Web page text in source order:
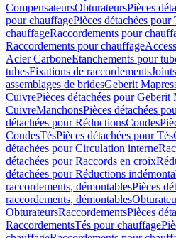
CompensateursObturateursPièces
pour chauffagePièces détachées pour
chauffageRaccordements pour
Raccordements pour chauffage
Acier CarboneEtanchements pour
tubesFixations de raccordements
assemblages de bridesGeberit
CuivrePièces détachées pour Geberit
CuivreManchonsPièces détachées
détachées pour RéductionsCoudes
CoudesTésPièces détachées pour Tés
détachées pour Circulation interne
détachées pour Raccords en croix
détachées pour Réductions
raccordements, démontablesPièces
raccordements, démontables
ObturateursRaccordementsPièces
RaccordementsTés pour chauffage